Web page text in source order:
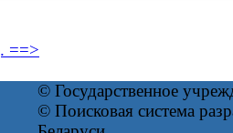
==>
© Государственное
© Поисковая система